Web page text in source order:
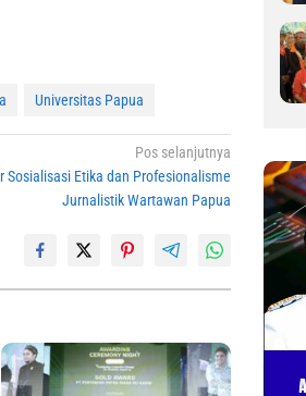
Universitas Papua
Pos selanjutnya
Sosialisasi Etika dan Profesionalisme
Jurnalistik Wartawan Papua